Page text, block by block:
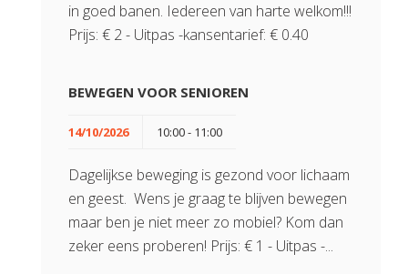
in goed banen. Iedereen van harte welkom!!!
Prijs: € 2 - Uitpas -kansentarief: € 0.40
BEWEGEN VOOR SENIOREN
14/10/2026 10:00 - 11:00
Dagelijkse beweging is gezond voor lichaam
en geest. Wens je graag te blijven bewegen
maar ben je niet meer zo mobiel? Kom dan
zeker eens proberen! Prijs: € 1 - Uitpas -...